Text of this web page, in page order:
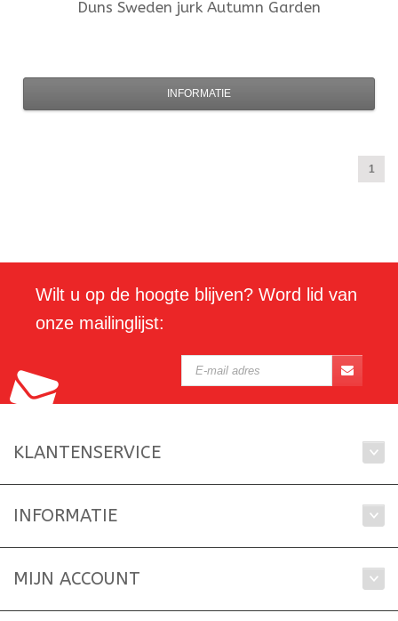
Duns Sweden jurk Autumn Garden
INFORMATIE
1
Wilt u op de hoogte blijven? Word lid van
onze mailinglijst:
KLANTENSERVICE
INFORMATIE
MIJN ACCOUNT